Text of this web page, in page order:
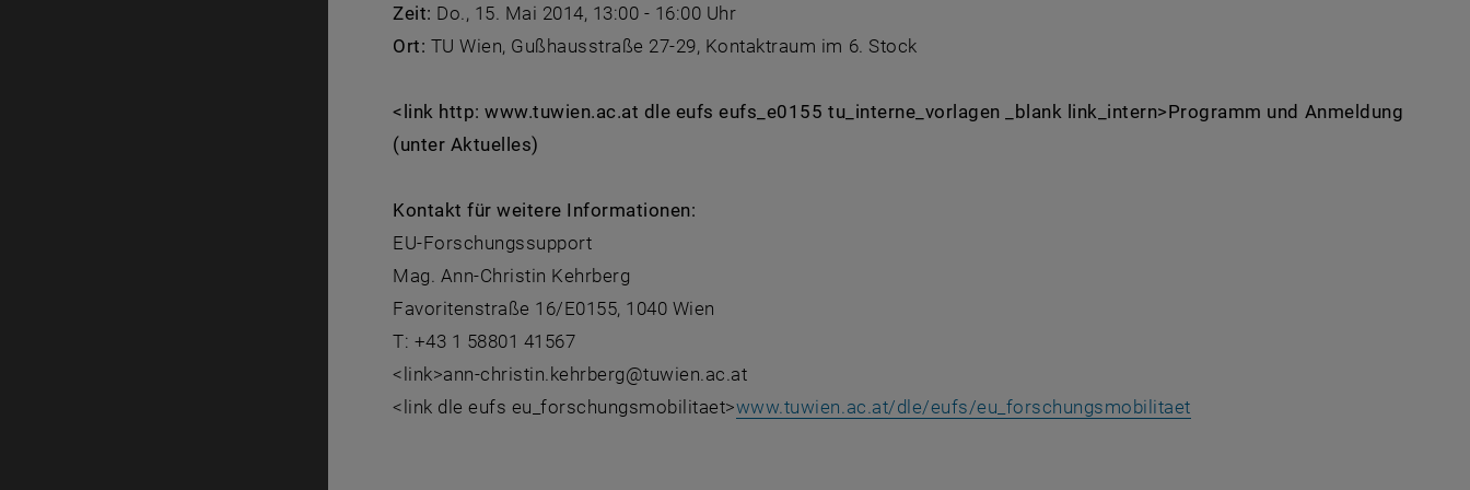
Zeit: Do., 15. Mai 2014, 13:00 - 16:00 Uhr
Ort: TU Wien, Gußhausstraße 27-29, Kontaktraum im 6. Stock
<link http: www.tuwien.ac.at dle eufs eufs_e0155 tu_interne_vorlagen _blank link_intern>Programm und Anmeldung
(unter Aktuelles)
Kontakt für weitere Informationen:
EU-Forschungssupport
Mag. Ann-Christin Kehrberg
Favoritenstraße 16/E0155, 1040 Wien
T: +43 1 58801 41567
<link>ann-christin.kehrberg@tuwien.ac.at
<link dle eufs eu_forschungsmobilitaet>www.tuwien.ac.at/dle/eufs/eu_forschungsmobilitaet